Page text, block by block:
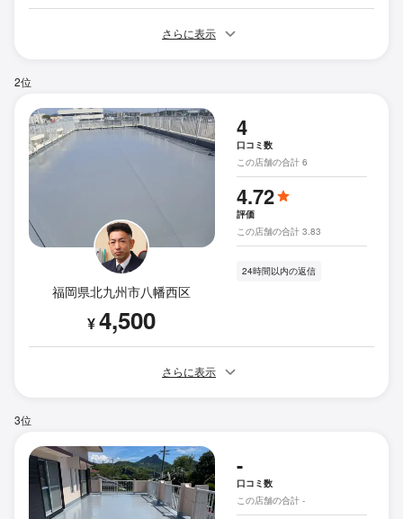
さらに表示
2位
福岡県北九州市八幡西区
¥4,500
4
口コミ数
この店舗の合計 6
4.72
評価
この店舗の合計 3.83
24時間以内の返信
さらに表示
3位
-
口コミ数
この店舗の合計 -